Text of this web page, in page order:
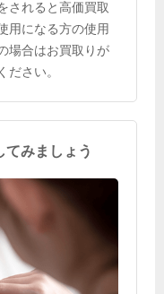
されると高価買取
用になる方の使用
場合はお買取りが
ださい。
てみましょう